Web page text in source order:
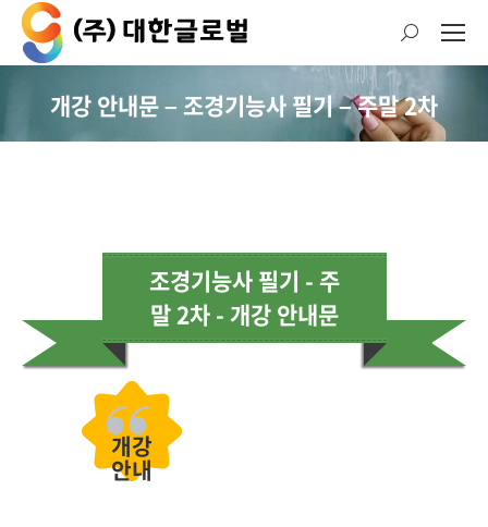
검
색:
개강 안내문 – 조경기능사 필기 – 주말 2차
현재 위치:
조경기능사 필기 - 주
말 2차 - 개강 안내문
개강
안내